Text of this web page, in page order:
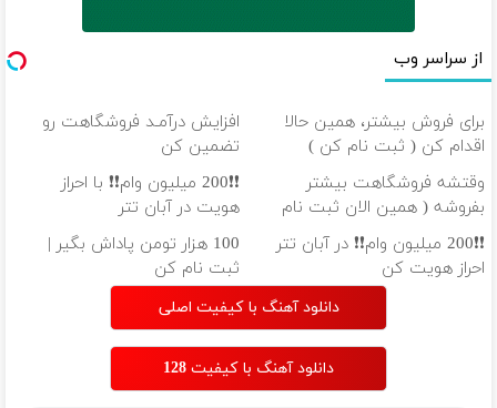
از سراسر وب
برای فروش بیشتر، همین حالا
اقدام کن ( ثبت نام کن )
افزایش درآمـد فروشگاهت رو
تضمین کن
وقتشه فروشگاهت بیشتر
بفروشه ( همین الان ثبت نام
کن )
❗❗200 میلیون وام❗❗ با احراز
هویت در آبان تتر
❗❗200 میلیون وام❗❗ در آبان تتر
احراز هویت کن
100 هزار تومن پاداش بگیر |
ثبت نام کن
دانلود آهنگ با کیفیت اصلی
دانلود آهنگ با کیفیت 128